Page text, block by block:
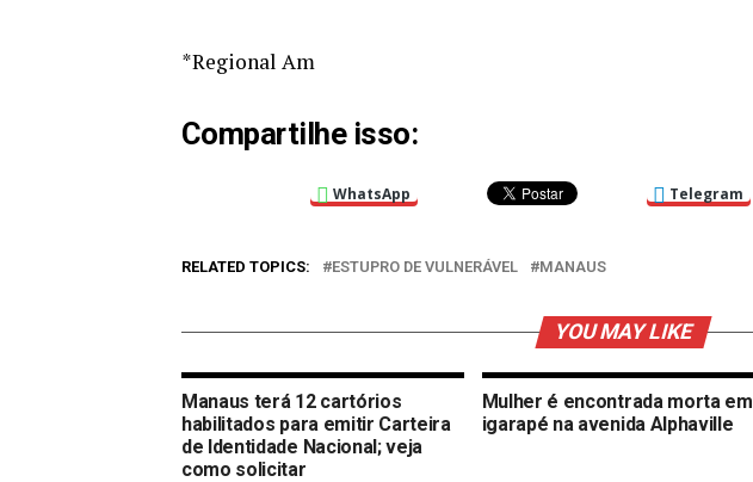
*Regional Am
Compartilhe isso:
WhatsApp Telegram
RELATED TOPICS: ESTUPRO DE VULNERÁVEL MANAUS
YOU MAY LIKE
Manaus terá 12 cartórios
habilitados para emitir Carteira
de Identidade Nacional; veja
como solicitar
Mulher é encontrada morta em
igarapé na avenida Alphaville